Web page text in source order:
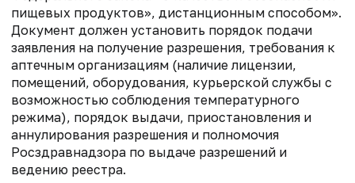
пищевых продуктов», дистанционным способом».
Документ должен установить порядок подачи
заявления на получение разрешения, требования к
аптечным организациям (наличие лицензии,
помещений, оборудования, курьерской службы с
возможностью соблюдения температурного
режима), порядок выдачи, приостановления и
аннулирования разрешения и полномочия
Росздравнадзора по выдаче разрешений и
ведению реестра.